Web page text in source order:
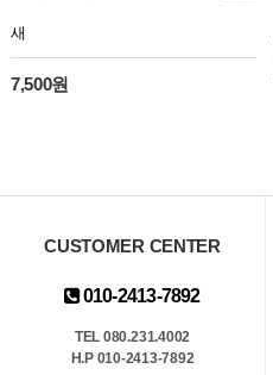
새
7,500원
CUSTOMER CENTER
010-2413-7892
TEL 080.231.4002
H.P 010-2413-7892